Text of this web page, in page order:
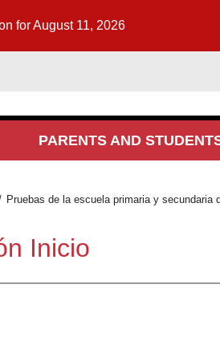
for August 11, 2026
PARENTS AND
Pruebas de la escuela primaria y secundaria
Inicio